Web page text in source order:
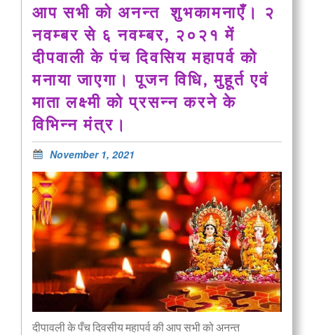
आप सभी को अनन्त शुभकामनाएँ। २
नवम्बर से ६ नवम्बर, २०२१ में
दीपवाली के पंच दिवसिय महापर्व को
मनाया जाएगा। पूजन विधि, मुहूर्त एवं
माता लक्ष्मी को प्रसन्न करने के
विभिन्न मंत्र।
November 1, 2021
दीपावली के पँच दिवसीय महापर्व की आप सभी को अनन्त